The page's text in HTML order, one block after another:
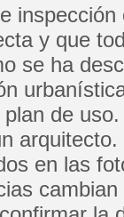
y que
se ha
de
en las